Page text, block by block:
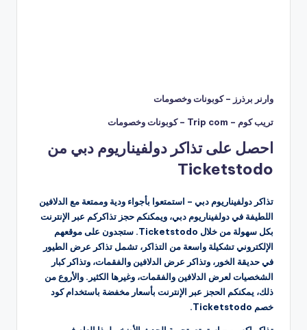
وارنر برذرز – كوبونات وخصومات
تريب كوم – Trip com – كوبونات وخصومات
احصل على تذاكر دولفيناريوم دبي من
Ticketstodo
تذاكر دولفيناريوم دبي – استمتعوا بأجواء ودية وممتعة مع الدلافين
اللطيفة في دولفيناريوم دبي، ويمكنكم حجز تذاكركم عبر الإنترنت
بكل سهولة من خلال Ticketstodo. ستجدون على موقعهم
الإلكتروني تشكيلة واسعة من التذاكر، تشمل تذاكر عرض الطيور
في حديقة الخور، وتذاكر عرض الدلافين والفقمات، وتذاكر كبار
الشخصيات لعرض الدلافين والفقمات، وغيرها الكثير. والأروع من
ذلك، يمكنكم الحجز عبر الإنترنت بأسعار مخفضة باستخدام كود
خصم Ticketstodo.